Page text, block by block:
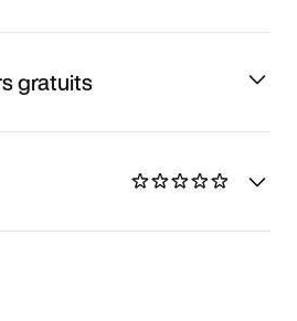
gratuits